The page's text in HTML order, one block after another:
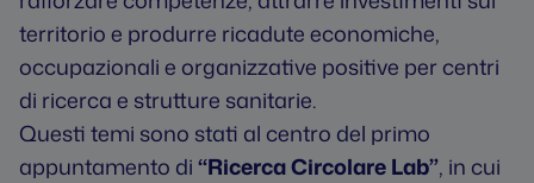
territorio e produrre ricadute economiche,
occupazionali e organizzative positive per centri
di ricerca e strutture sanitarie.
Questi temi sono stati al centro del primo
appuntamento di“Ricerca Circolare Lab”, in cui